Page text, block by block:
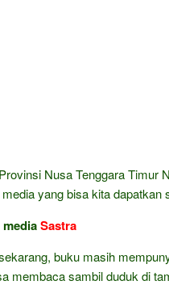
Nusa Tenggara Timur
yang bisa kita dapatkan
Sastra
buku masih
membaca sambil duduk di